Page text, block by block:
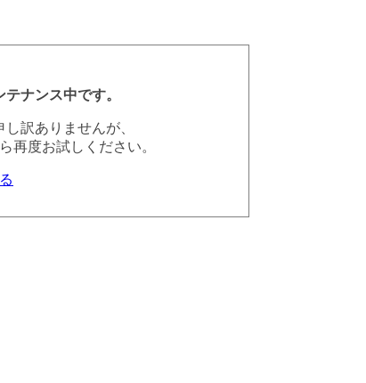
ナンス中です。
訳ありませんが、
再度お試しください。